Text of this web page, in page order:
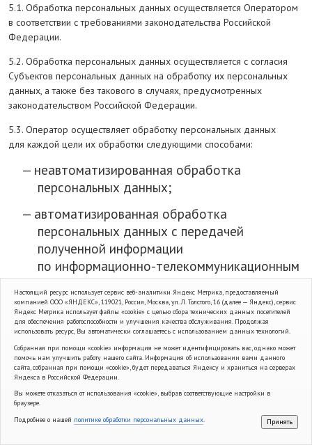
5.1. Обработка персональных данных осуществляется Оператором
в соответствии с требованиями законодательства Российской
Федерации.
5.2. Обработка персональных данных осуществляется с согласия
Субъектов персональных данных на обработку их персональных
данных, а также без такового в случаях, предусмотренных
законодательством Российской Федерации.
5.3. Оператор осуществляет обработку персональных данных
для каждой цели их обработки следующими способами:
неавтоматизированная обработка
персональных данных;
автоматизированная обработка
персональных данных с передачей
полученной информации
по информационно-телекоммуникационным
сетям или без таковой;
смешанная обработка персональных
данных.
5.4. К обработке персональных данных допускаются работники
Оператора, в должностные обязанности которых входит обработка
персональных данных.
5.5. Обработка персональных данных для каждой цели обработки,
указанной в п. 2.2 Политики, осуществляется путем:
Настоящий ресурс использует сервис веб-аналитики Яндекс Метрика, предоставляемый
компанией ООО «ЯНДЕКС», 119021, Россия, Москва, ул. Л. Толстого, 16 (далее — Яндекс), сервис
Яндекс Метрика использует файлы «cookie» с целью сбора технических данных посетителей
для обеспечения работоспособности и улучшения качества обслуживания. Продолжая
использовать ресурс, Вы автоматически соглашаетесь с использованием данных технологий.
Собранная при помощи «cookie» информация не может идентифицировать вас, однако может
помочь нам улучшить работу нашего сайта. Информация об использовании вами данного
сайта, собранная при помощи «cookie», будет передаваться Яндексу и храниться на серверах
Яндекса в Российской Федерации.
Вы можете отказаться от использования «cookie», выбрав соответствующие настройки в
браузере.
Подробнее о нашей политике обработки персональных данных. Принять